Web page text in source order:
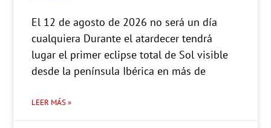
El 12 de agosto de 2026 no será un día
cualquiera Durante el atardecer tendrá
lugar el primer eclipse total de Sol visible
desde la península Ibérica en más de
LEER MÁS »